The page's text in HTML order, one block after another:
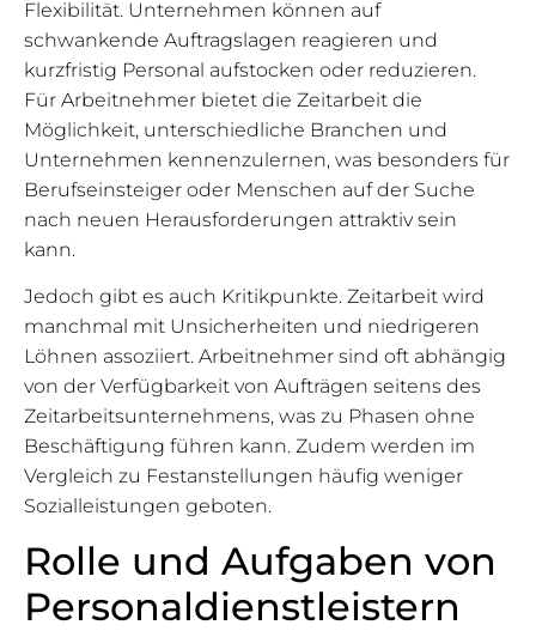
Flexibilität. Unternehmen können auf
schwankende Auftragslagen reagieren und
kurzfristig Personal aufstocken oder reduzieren.
Für Arbeitnehmer bietet die Zeitarbeit die
Möglichkeit, unterschiedliche Branchen und
Unternehmen kennenzulernen, was besonders für
Berufseinsteiger oder Menschen auf der Suche
nach neuen Herausforderungen attraktiv sein
kann.
Jedoch gibt es auch Kritikpunkte. Zeitarbeit wird
manchmal mit Unsicherheiten und niedrigeren
Löhnen assoziiert. Arbeitnehmer sind oft abhängig
von der Verfügbarkeit von Aufträgen seitens des
Zeitarbeitsunternehmens, was zu Phasen ohne
Beschäftigung führen kann. Zudem werden im
Vergleich zu Festanstellungen häufig weniger
Sozialleistungen geboten.
Rolle und Aufgaben von
Personaldienstleistern